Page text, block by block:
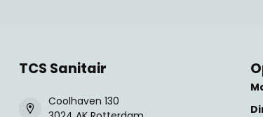
TCS Sanitair
Coolhaven 130